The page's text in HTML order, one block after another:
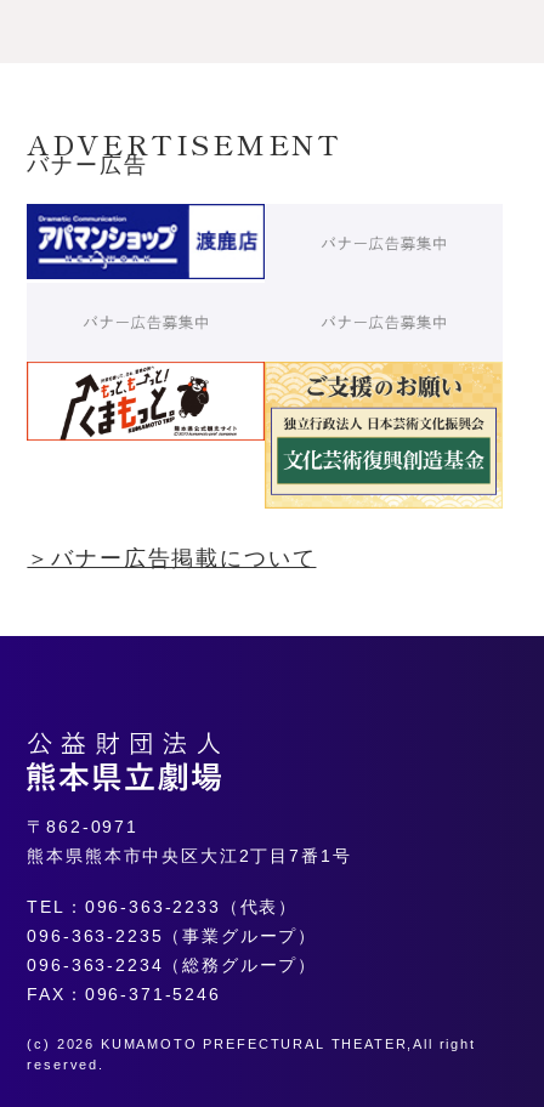
ADVERTISEMENT
バナー広告
＞バナー広告掲載について
〒862-0971
熊本県熊本市中央区大江2丁目7番1号
TEL：096-363-2233（代表）
096-363-2235（事業グループ）
096-363-2234（総務グループ）
FAX：096-371-5246
(c) 2026 KUMAMOTO PREFECTURAL THEATER,All right
reserved.